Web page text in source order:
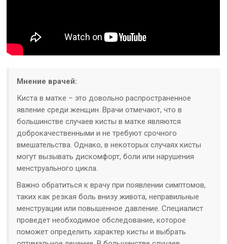
Мнение врачей:
Киста в матке – это довольно распространенное
явление среди женщин. Врачи отмечают, что в
большинстве случаев кисты в матке являются
доброкачественными и не требуют срочного
вмешательства. Однако, в некоторых случаях кисты
могут вызывать дискомфорт, боли или нарушения
менструального цикла.
Важно обратиться к врачу при появлении симптомов,
таких как резкая боль внизу живота, неправильные
менструации или повышенное давление. Специалист
проведет необходимое обследование, которое
поможет определить характер кисты и выбрать